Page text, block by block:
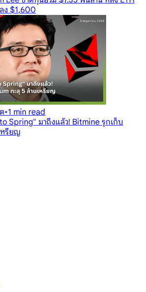
ง $1,600
•1 min read
Spring" มาถึงแล้ว! Bitmine รุกเก็บ
หรียญ